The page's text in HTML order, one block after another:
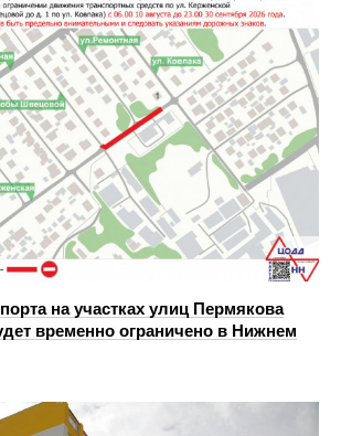
на участках улиц Пермякова
временно ограничено в Нижнем